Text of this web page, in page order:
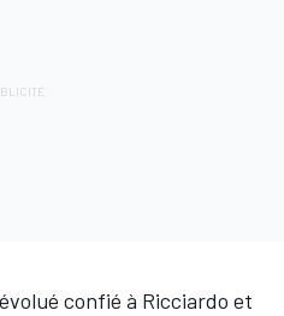
confié à Ricciardo et